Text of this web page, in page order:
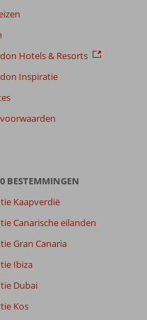
Hotels & Resorts
Inspiratie
BESTEMMINGEN
Kaapverdië
Canarische eilanden
Gran Canaria
Ibiza
Dubai
Kos